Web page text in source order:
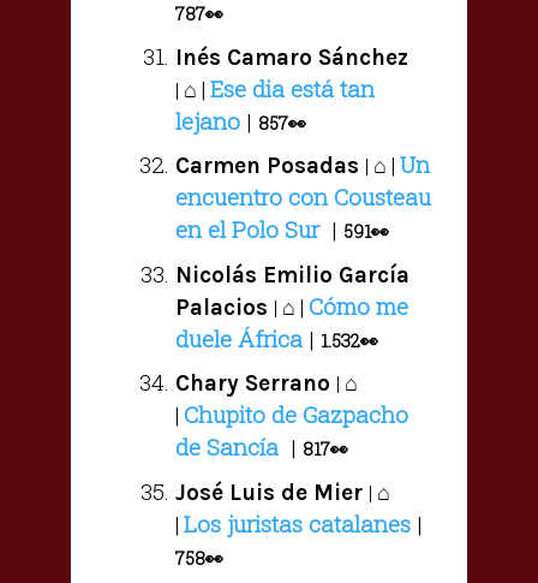
787👀
Inés Camaro Sánchez
| ⌂ | Ese dia está tan
lejano | 857👀
Carmen Posadas | ⌂ | Un
encuentro con Cousteau
en el Polo Sur | 591👀
Nicolás Emilio García
Palacios | ⌂ | Cómo me
duele África | 1.532👀
Chary Serrano | ⌂
| Chupito de Gazpacho
de Sancía | 817👀
José Luis de Mier | ⌂
| Los juristas catalanes |
758👀